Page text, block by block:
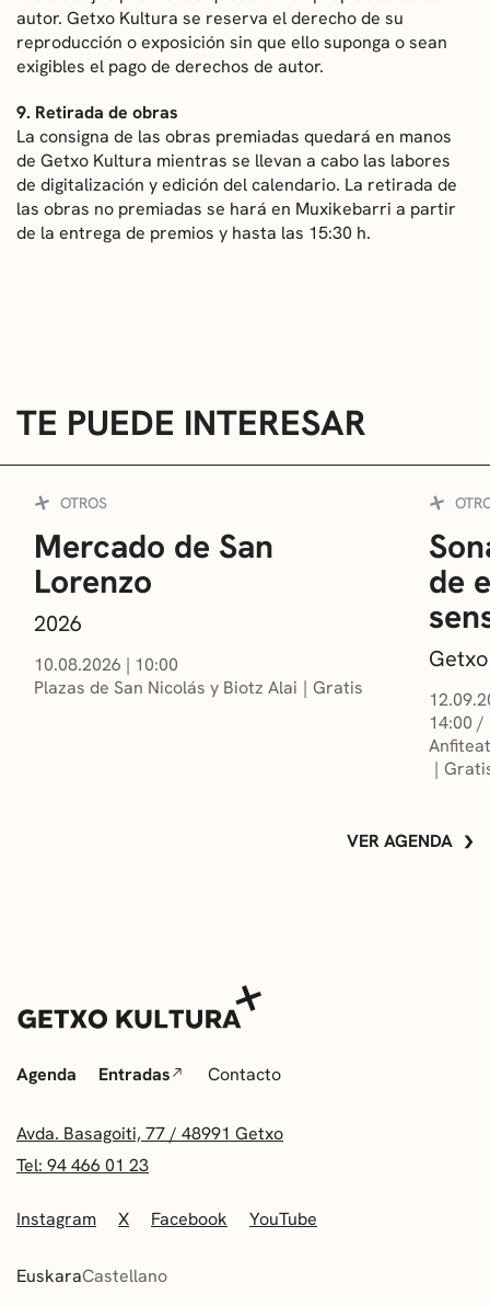
autor. Getxo Kultura se reserva el derecho de su
reproducción o exposición sin que ello suponga o sean
exigibles el pago de derechos de autor.
9. Retirada de obras
La consigna de las obras premiadas quedará en manos
de Getxo Kultura mientras se llevan a cabo las labores
de digitalización y edición del calendario. La retirada de
las obras no premiadas se hará en Muxikebarri a partir
de la entrega de premios y hasta las 15:30 h.
TE PUEDE INTERESAR
OTROS
Mercado de San
Lorenzo
2026
10.08.2026 | 10:00
Plazas de San Nicolás y Biotz Alai
Gratis
de
14:00 /
VER AGENDA
Agenda Entradas Contacto
Avda. Basagoiti, 77 / 48991 Getxo
Tel: 94 466 01 23
Instagram X Facebook YouTube
EuskaraCastellano